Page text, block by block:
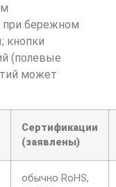
бережном
кнопки
(полевые
может
Сертификации
(заявлены)
обычно RoHS,